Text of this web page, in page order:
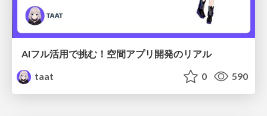
AIフル活用で挑む！空間アプリ開発のリアル
taat
0 590